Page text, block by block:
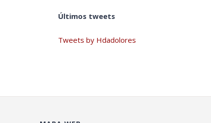
Últimos tweets
Tweets by Hdadolores